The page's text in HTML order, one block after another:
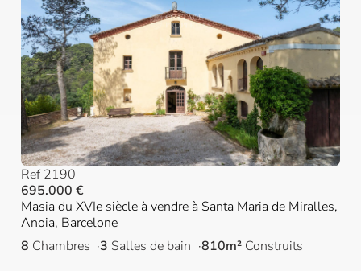
Ref 2190
695.000 €
Masia du XVIe siècle à vendre à Santa Maria de Miralles,
Anoia, Barcelone
8 Chambres 3 Salles de bain 810m² Construits